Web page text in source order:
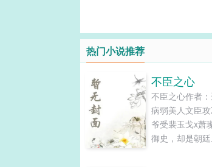
热门小说推荐
不臣之心
不臣之心作者
病弱美人文臣
爷受裴玉戈x萧
御史，却是朝